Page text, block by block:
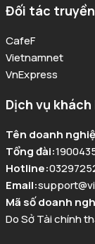
Đối tác
CafeF
Vietnamnet
VnExpress
Dịch vụ khách
Tên doanh
Tổng đài:
Hotline:
Email:
Mã số doanh
Do Sở Tài chính